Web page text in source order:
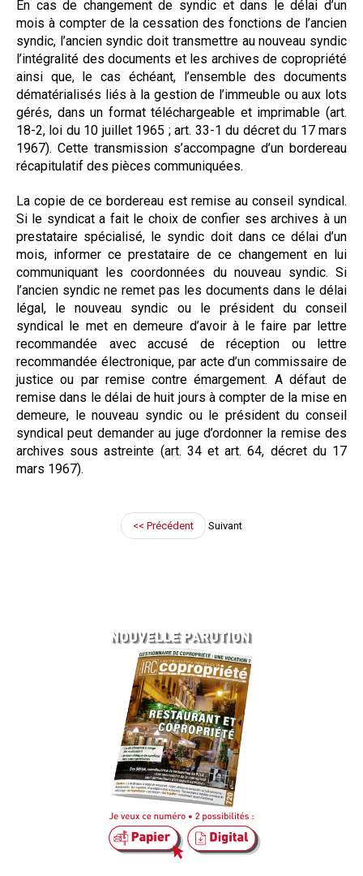
En cas de changement de syndic et dans le délai d’un
mois à compter de la cessation des fonctions de l’ancien
syndic, l’ancien syndic doit transmettre au nouveau syndic
l’intégralité des documents et les archives de copropriété
ainsi que, le cas échéant, l’ensemble des documents
dématérialisés liés à la gestion de l’immeuble ou aux lots
gérés, dans un format téléchargeable et imprimable (art.
18-2, loi du 10 juillet 1965 ; art. 33-1 du décret du 17 mars
1967). Cette transmission s’accompagne d’un bordereau
récapitulatif des pièces communiquées.
La copie de ce bordereau est remise au conseil syndical.
Si le syndicat a fait le choix de confier ses archives à un
prestataire spécialisé, le syndic doit dans ce délai d’un
mois, informer ce prestataire de ce changement en lui
communiquant les coordonnées du nouveau syndic. Si
l’ancien syndic ne remet pas les documents dans le délai
légal, le nouveau syndic ou le président du conseil
syndical le met en demeure d’avoir à le faire par lettre
recommandée avec accusé de réception ou lettre
recommandée électronique, par acte d’un commissaire de
justice ou par remise contre émargement. A défaut de
remise dans le délai de huit jours à compter de la mise en
demeure, le nouveau syndic ou le président du conseil
syndical peut demander au juge d’ordonner la remise des
archives sous astreinte (art. 34 et art. 64, décret du 17
mars 1967).
<< Précédent Suivant